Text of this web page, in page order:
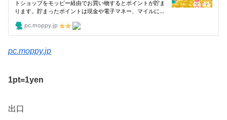
pc.moppy.jp
1pt=1yen
出口